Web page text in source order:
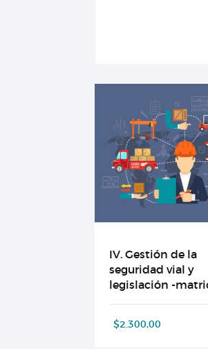
IV. Gestión de la
seguridad vial y
legislación -
$2.300,00